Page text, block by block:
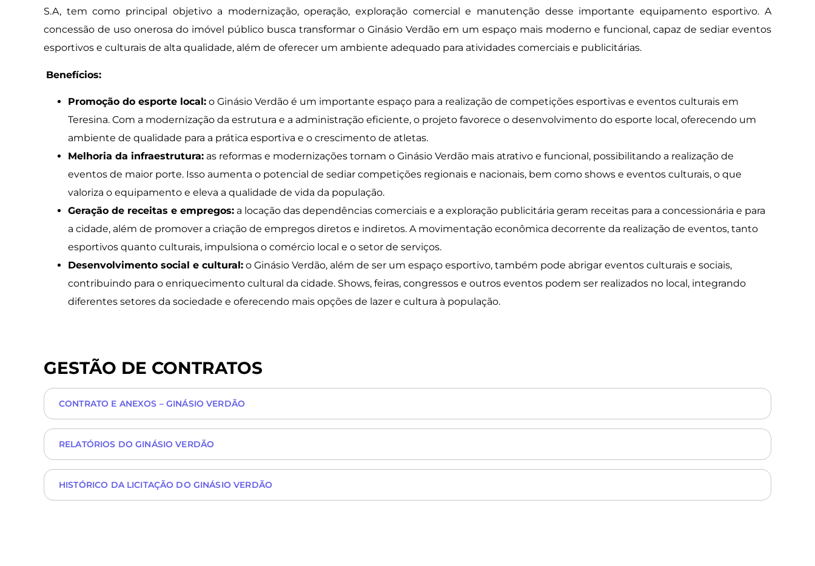
S.A, tem como principal objetivo a modernização, operação, exploração comercial e manutenção desse importante equipamento esportivo. A
concessão de uso onerosa do imóvel público busca transformar o Ginásio Verdão em um espaço mais moderno e funcional, capaz de sediar eventos
esportivos e culturais de alta qualidade, além de oferecer um ambiente adequado para atividades comerciais e publicitárias.
Benefícios:
Promoção do esporte local: o Ginásio Verdão é um importante espaço para a realização de competições esportivas e eventos culturais em
Teresina. Com a modernização da estrutura e a administração eficiente, o projeto favorece o desenvolvimento do esporte local, oferecendo um
ambiente de qualidade para a prática esportiva e o crescimento de atletas.
Melhoria da infraestrutura: as reformas e modernizações tornam o Ginásio Verdão mais atrativo e funcional, possibilitando a realização de
eventos de maior porte. Isso aumenta o potencial de sediar competições regionais e nacionais, bem como shows e eventos culturais, o que
valoriza o equipamento e eleva a qualidade de vida da população.
Geração de receitas e empregos: a locação das dependências comerciais e a exploração publicitária geram receitas para a concessionária e para
a cidade, além de promover a criação de empregos diretos e indiretos. A movimentação econômica decorrente da realização de eventos, tanto
esportivos quanto culturais, impulsiona o comércio local e o setor de serviços.
Desenvolvimento social e cultural: o Ginásio Verdão, além de ser um espaço esportivo, também pode abrigar eventos culturais e sociais,
contribuindo para o enriquecimento cultural da cidade. Shows, feiras, congressos e outros eventos podem ser realizados no local, integrando
diferentes setores da sociedade e oferecendo mais opções de lazer e cultura à população.
GESTÃO DE CONTRATOS
CONTRATO E ANEXOS – GINÁSIO VERDÃO
RELATÓRIOS DO GINÁSIO VERDÃO
HISTÓRICO DA LICITAÇÃO DO GINÁSIO VERDÃO